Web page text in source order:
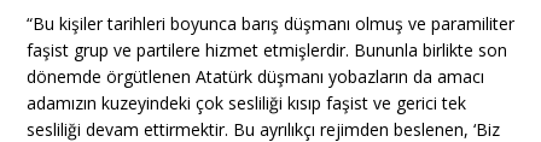
“Bu kişiler tarihleri boyunca barış düşmanı olmuş ve paramiliter
faşist grup ve partilere hizmet etmişlerdir. Bununla birlikte son
dönemde örgütlenen Atatürk düşmanı yobazların da amacı
adamızın kuzeyindeki çok sesliliği kısıp faşist ve gerici tek
sesliliği devam ettirmektir. Bu ayrılıkçı rejimden beslenen, ‘Biz